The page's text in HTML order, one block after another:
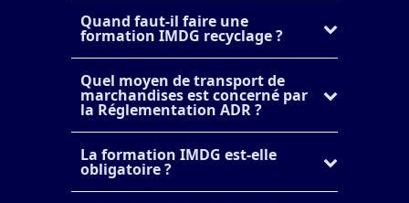
Quand faut-il faire une
formation IMDG recyclage ?
Quel moyen de transport de
marchandises est concerné par
la Réglementation ADR ?
La formation IMDG est-elle
obligatoire ?